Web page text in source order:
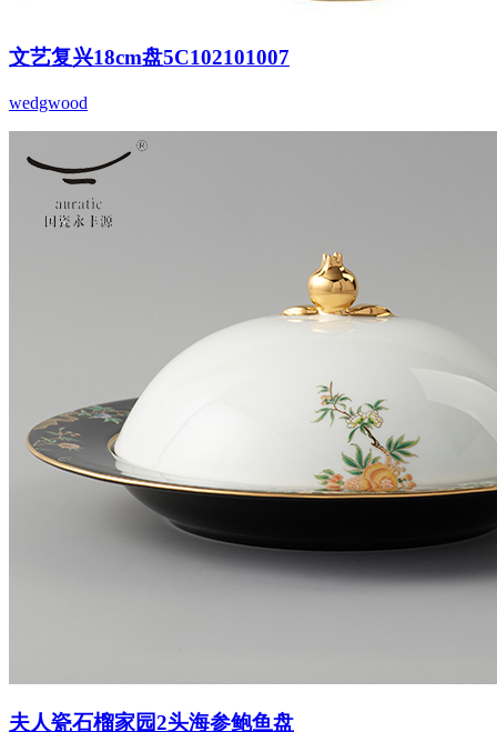
文艺复兴18cm盘5C102101007
wedgwood
夫人瓷石榴家园2头海参鲍鱼盘